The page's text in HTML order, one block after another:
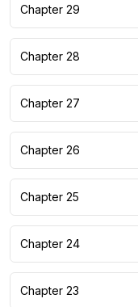
Chapter 29
Chapter 28
Chapter 27
Chapter 26
Chapter 25
Chapter 24
Chapter 23